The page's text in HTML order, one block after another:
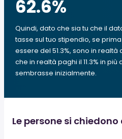
62.6%
Quindi, dato che sia tu che il
tasse sul tuo stipendio, se
essere del 51.3%, sono in realtà
che in realtà paghi il 11.3% in
sembrasse inizialmente.
Le persone si